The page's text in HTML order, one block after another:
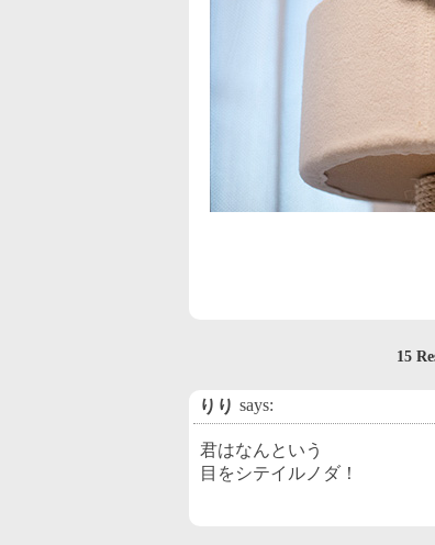
15
りり says:
君はなんという
目をシテイルノダ！